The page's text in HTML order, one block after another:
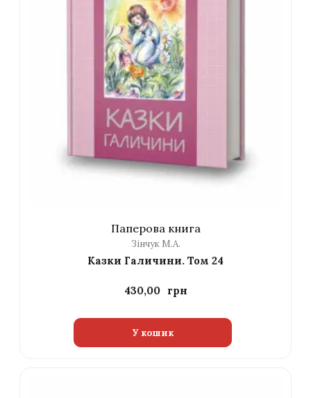
Паперова книга
Зінчук М.А.
Казки Галичини. Том 24
430,00
У кошик